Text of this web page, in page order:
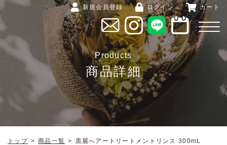
新規会員登録 ログイン カート
Products
商品詳細
トップ > 商品一覧 > 黒麗へアートリートメントリンス 300mL